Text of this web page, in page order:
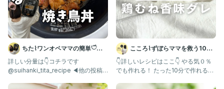
そんな想いで発信してます❤️
___________________________
@yossiy_gohan
ぜひ見にきてね❤️
【フォロー】【保存】【いいね】励みになります☺️
……………………………………………………
#やきとり丼 #焼き鳥丼 #焼き鳥
ちた⌇ワンオペママの簡単𓎩炊
飯器レシピ
詳しい分量は👇コチラです
@suihanki_tita_recipe ◀︎他の投稿
こころ⌇ずぼらママを救う10分
レシピ😋
👇詳しいレシピはここ👇 やる気０％
でも作れる！ たった10分で作れる絶